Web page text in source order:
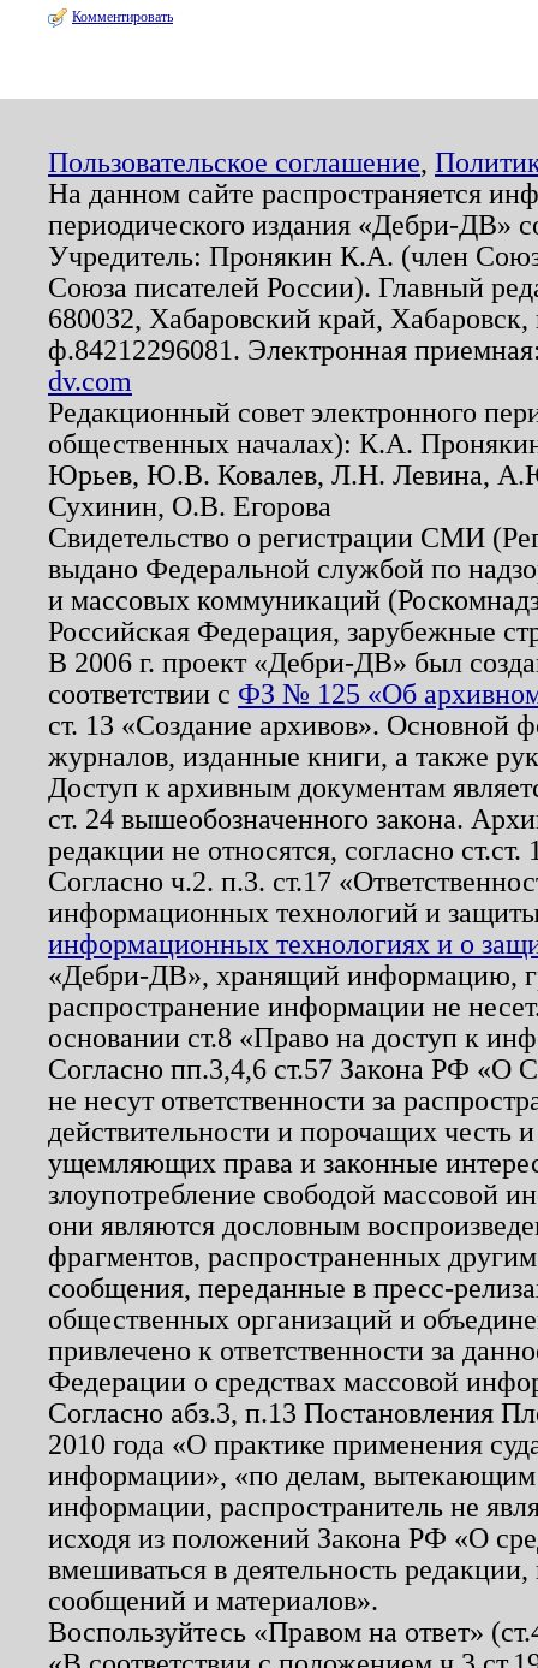
Комментировать
Пользовательское соглашение,
На данном сайте распространяется
периодического издания «Дебри-ДВ»
Учредитель: Пронякин К.А. (член
Союза писателей России). Главный
680032, Хабаровский край,
ф.84212296081. Электронная
dv.com
Редакционный совет электронного
общественных началах): К.А.
Юрьев, Ю.В. Ковалев, Л.Н. Левина,
Сухинин, О.В. Егорова
Свидетельство о регистрации СМИ
выдано Федеральной службой по
и массовых коммуникаций
Российская Федерация, зарубежные
В 2006 г. проект «Дебри-ДВ» был
соответствии с ФЗ № 125 «Об
ст. 13 «Создание архивов». Основной
журналов, изданные книги, а также
Доступ к архивным документам
ст. 24 вышеобозначенного закона.
редакции не относятся, согласно
Согласно ч.2. п.3. ст.17
информационных технологий и
информационных технологиях и о
«Дебри-ДВ», хранящий информацию,
распространение информации не
основании ст.8 «Право на доступ к
Согласно пп.3,4,6 ст.57 Закона РФ «О
не несут ответственности за
действительности и порочащих честь
ущемляющих права и законные
злоупотребление свободой массовой
они являются дословным
фрагментов, распространенных
сообщения, переданные в пресс-
общественных организаций и
привлечено к ответственности за
Федерации о средствах массовой
Согласно абз.3, п.13 Постановления
2010 года «О практике применения
информации», «по делам, вытекающим
информации, распространитель не
исходя из положений Закона РФ «О
вмешиваться в деятельность
сообщений и материалов».
Воспользуйтесь «Правом на ответ»